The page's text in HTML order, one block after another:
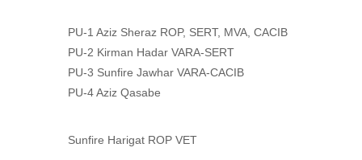
PU-1 Aziz Sheraz ROP, SERT, MVA, CACIB
PU-2 Kirman Hadar VARA-SERT
PU-3 Sunfire Jawhar VARA-CACIB
PU-4 Aziz Qasabe
Sunfire Harigat ROP VET